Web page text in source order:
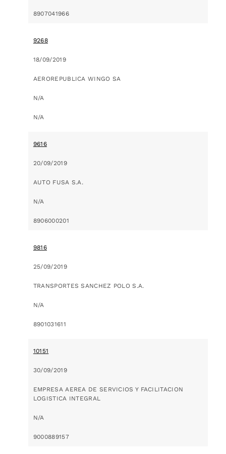
8907041966
9268
18/09/2019
AEROREPUBLICA WINGO SA
N/A
N/A
9616
20/09/2019
AUTO FUSA S.A.
N/A
8906000201
9816
25/09/2019
TRANSPORTES SANCHEZ POLO S.A.
N/A
8901031611
10151
30/09/2019
EMPRESA AEREA DE SERVICIOS Y FACILITACION
LOGISTICA INTEGRAL
N/A
9000889157